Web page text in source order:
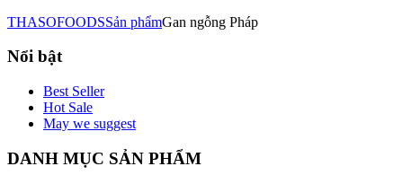
THASOFOODSSản phẩmGan ngỗng Pháp
Nổi bật
Best Seller
Hot Sale
May we suggest
DANH MỤC SẢN PHẨM